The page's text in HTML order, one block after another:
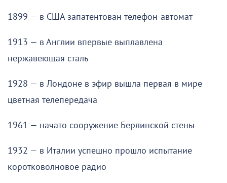
1899 — в США запатентован телефон-автомат
1913 — в Англии впервые выплавлена
нержавеющая сталь
1928 — в Лондоне в эфир вышла первая в мире
цветная телепередача
1961 — начато сооружение Берлинской стены
1932 — в Италии успешно прошло испытание
коротковолновое радио